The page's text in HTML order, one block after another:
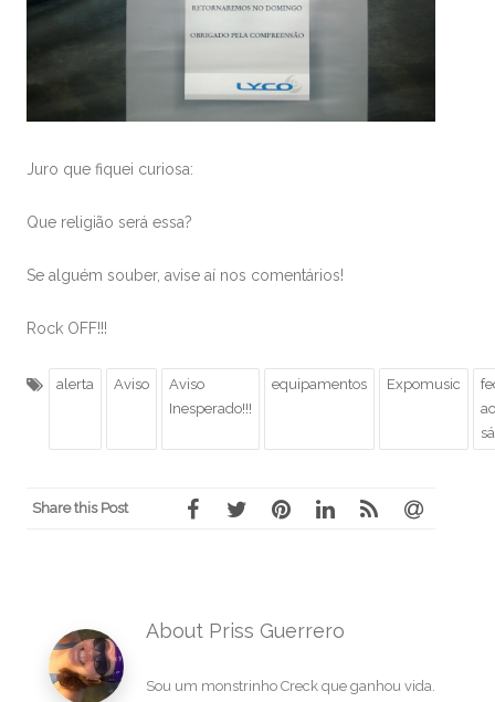
Juro que fiquei curiosa:
Que religião será essa?
Se alguém souber, avise aí nos comentários!
Rock OFF!!!
alerta Aviso
Aviso
Inesperado!!!
equipamentos Expomusic
Share this Post
About Priss Guerrero
Sou um monstrinho Creck que ganhou vida.